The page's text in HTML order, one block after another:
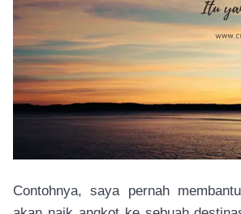
Contohnya, saya pernah